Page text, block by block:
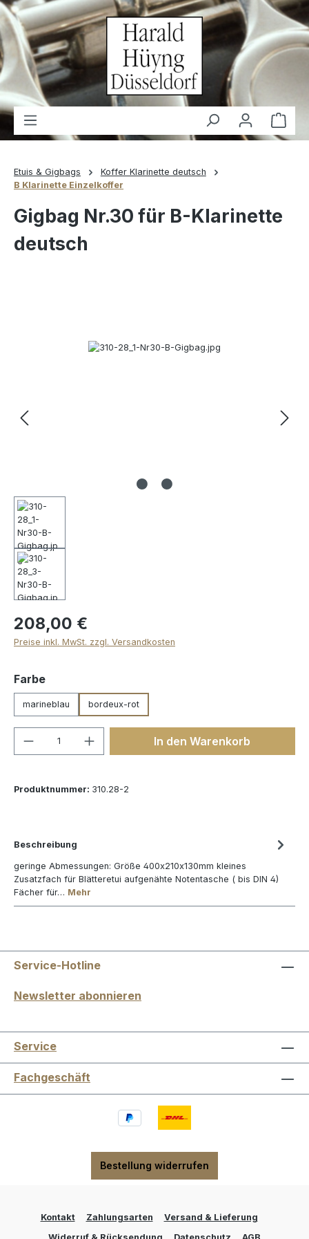
springen
Etuis & Gigbags
Koffer Klarinette deutsch
B Klarinette Einzelkoffer
Gigbag Nr.30 für B-Klarinette
deutsch
Bildergalerie überspringen
208,00 €
Preise inkl. MwSt. zzgl. Versandkosten
Farbeauswählen
marineblau bordeux-rot
Produkt Anzahl: Gib denIn den Warenkorb
Produktnummer: 310.28-2
Beschreibung
geringe Abmessungen: Größe 400x210x130mm kleines
Zusatzfach für Blätteretui aufgenähte Notentasche ( bis DIN 4)
Fächer für… Mehr
Service-Hotline
Newsletter abonnieren
Service
Fachgeschäft
Bestellung widerrufen
Kontakt Zahlungsarten
Versand & Lieferung